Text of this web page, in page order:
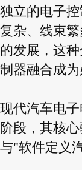
独立的电子
复杂、线束
的发展，这
制器融合成为
现代汽车电
阶段，其核
与"软件定义